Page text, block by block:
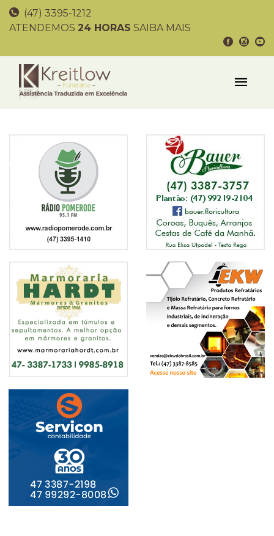
(47) 3395-1212
ATENDEMOS 24 HORAS SAIBA MAIS